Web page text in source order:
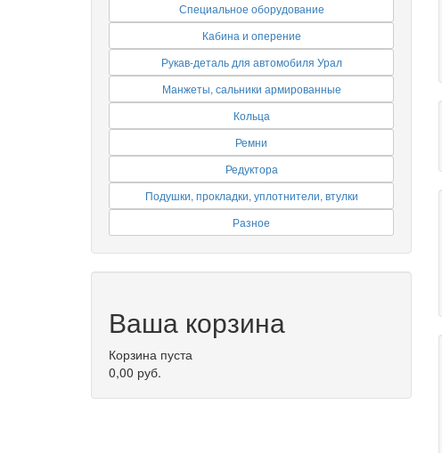
Специальное оборудование
Кабина и оперение
Рукав-деталь для автомобиля Урал
Манжеты, сальники армированные
Кольца
Ремни
Редуктора
Подушки, прокладки, уплотнители, втулки
Разное
Ваша корзина
Корзина пуста
0,00 руб.